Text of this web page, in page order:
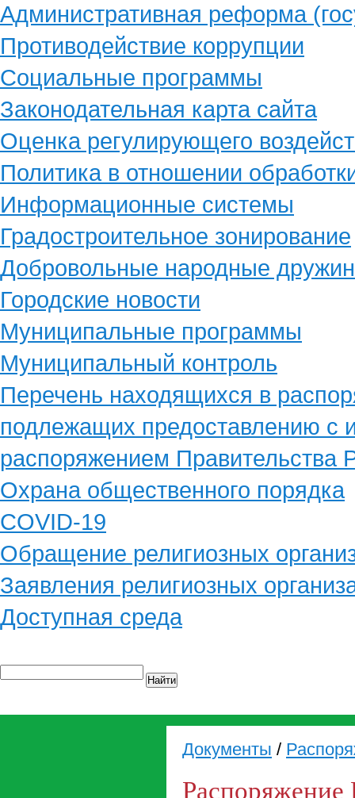
Административная реформа
Противодействие коррупции
Социальные программы
Законодательная карта сайта
Оценка регулирующего
Политика в отношении
Информационные системы
Градостроительное зонирование
Добровольные народные
Городские новости
Муниципальные программы
Муниципальный контроль
Перечень находящихся в
подлежащих предоставлению с
распоряжением
Охрана общественного порядка
COVID-19
Обращение религиозных
Заявления религиозных
Доступная среда
Найти
Документы /
Распоряжение